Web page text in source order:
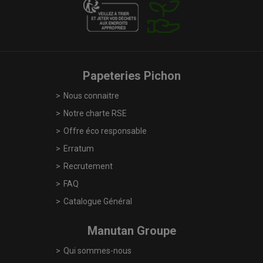
Papeteries Pichon
Nous connaitre
Notre charte RSE
Offre éco responsable
Erratum
Recrutement
FAQ
Catalogue Général
Manutan Groupe
Qui sommes-nous